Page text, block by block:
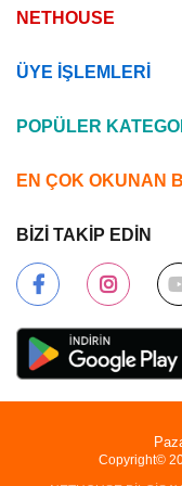
NETHOUSE
ÜYE İŞLEMLERİ
POPÜLER
EN ÇOK OKUNAN
BİZİ TAKİP EDİN
Copyright©